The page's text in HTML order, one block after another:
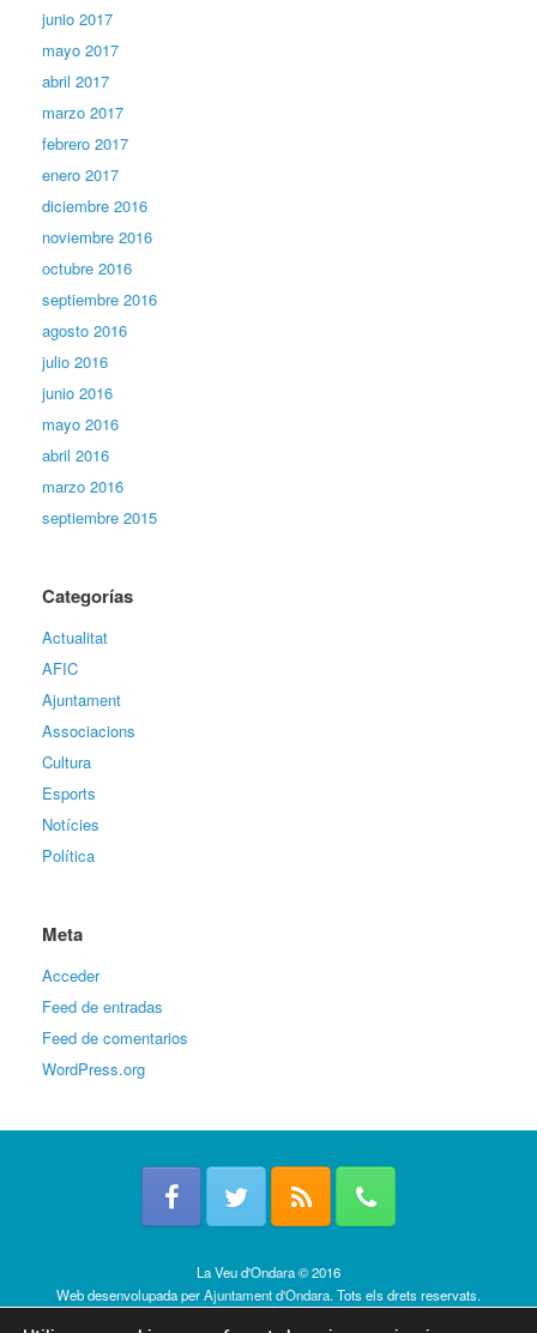
junio 2017
mayo 2017
abril 2017
marzo 2017
febrero 2017
enero 2017
diciembre 2016
noviembre 2016
octubre 2016
septiembre 2016
agosto 2016
julio 2016
junio 2016
mayo 2016
abril 2016
marzo 2016
septiembre 2015
Categorías
Actualitat
AFIC
Ajuntament
Associacions
Cultura
Esports
Notícies
Política
Meta
Acceder
Feed de entradas
Feed de comentarios
WordPress.org
La Veu d'Ondara © 2016
Web desenvolupada perAjuntament d'Ondara. Tots els drets reservats.